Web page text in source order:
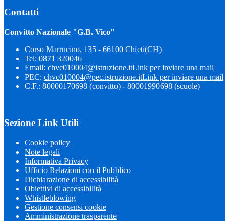
Contatti
Convitto Nazionale "G.B. Vico"
Corso Marrucino, 135 - 66100 Chieti(CH)
Tel: 0871 320046
Email: chvc010004@istruzione.itLink per inviare una mail
PEC: chvc010004@pec.istruzione.itLink per inviare una mail
C.F.: 80000170698 (convitto) - 80001990698 (scuole)
Sezione Link Utili
Cookie policy
Note legali
Informativa Privacy
Ufficio Relazioni con il Pubblico
Dichiarazione di accessibilità
Obiettivi di accessibilità
Whistleblowing
Gestione consensi cookie
Amministrazione trasparente